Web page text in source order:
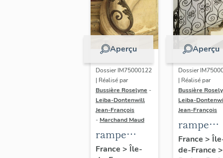
Aperçu
Dossier IM75000122
| Réalisé par
Bussière Roselyne -
Leiba-Dontenwill
Jean-François
- Marchand Maud
rampe
d'appui,
France > Île-
Aperçu
Dossier
| Réalisé par
Bussière
Leiba-
Jean-François
rampe
d'appui,
escalier
France >
de-France >